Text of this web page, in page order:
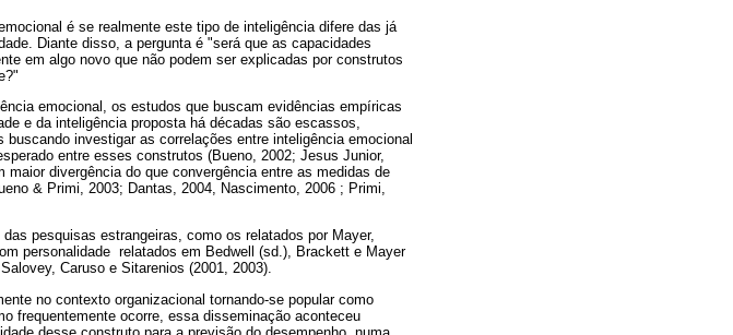
é se realmente este tipo de inteligência difere das já
Diante disso, a pergunta é "será que as capacidades
em algo novo que não podem ser explicadas por construtos
emocional, os estudos que buscam evidências empíricas
e da inteligência proposta há décadas são escassos,
investigar as correlações entre inteligência emocional
entre esses construtos (Bueno, 2002; Jesus Junior,
divergência do que convergência entre as medidas de
& Primi, 2003; Dantas, 2004, Nascimento, 2006 ; Primi,
pesquisas estrangeiras, como os relatados por Mayer,
personalidade relatados em Bedwell (sd.), Brackett e Mayer
Caruso e Sitarenios (2001, 2003).
no contexto organizacional tornando-se popular como
frequentemente ocorre, essa disseminação aconteceu